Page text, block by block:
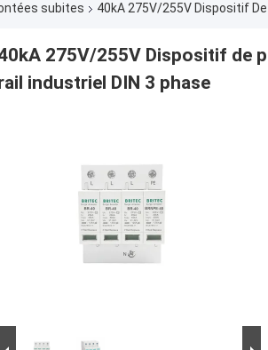
subites 40kA 275V/255V Dispositif
275V/255V Dispositif de
industriel DIN 3 phase